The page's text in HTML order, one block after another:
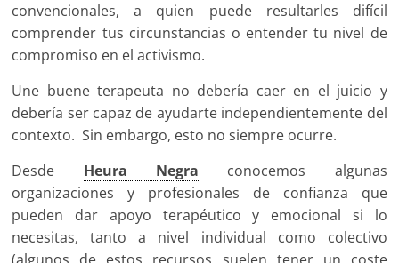
convencionales, a quien puede resultarles difícil
comprender tus circunstancias o entender tu nivel de
compromiso en el activismo.
Une buene terapeuta no debería caer en el juicio y
debería ser capaz de ayudarte independientemente del
contexto. Sin embargo, esto no siempre ocurre.
Desde Heura Negra conocemos algunas
organizaciones y profesionales de confianza que
pueden dar apoyo terapéutico y emocional si lo
necesitas, tanto a nivel individual como colectivo